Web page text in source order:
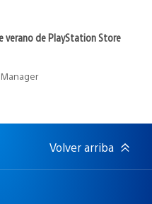
verano de PlayStation Store
Volver arriba